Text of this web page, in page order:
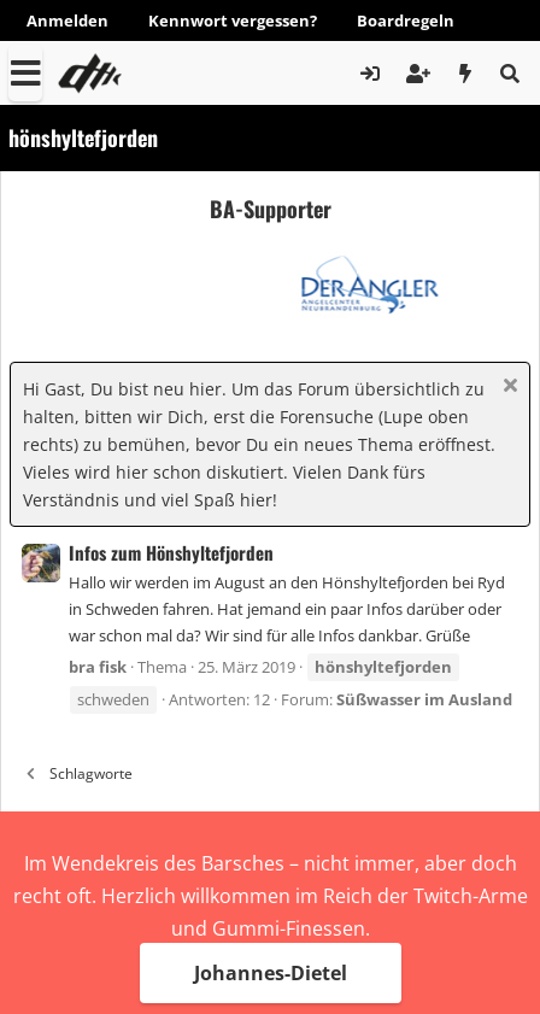
Anmelden Kennwort vergessen? Boardregeln
hönshyltefjorden
BA-Supporter
Hi Gast, Du bist neu hier. Um das Forum übersichtlich zu
halten, bitten wir Dich, erst die Forensuche (Lupe oben
rechts) zu bemühen, bevor Du ein neues Thema eröffnest.
Vieles wird hier schon diskutiert. Vielen Dank fürs
Verständnis und viel Spaß hier!
Infos zum Hönshyltefjorden
Hallo wir werden im August an den Hönshyltefjorden bei Ryd
in Schweden fahren. Hat jemand ein paar Infos darüber oder
war schon mal da? Wir sind für alle Infos dankbar. Grüße
bra fisk Thema 25. März 2019
hönshyltefjorden
schweden
Antworten: 12 Forum:Süßwasser im Ausland
Schlagworte
Im Wendekreis des Barsches – nicht immer, aber doch
recht oft. Herzlich willkommen im Reich der Twitch-Arme
und Gummi-Finessen.
Johannes-Dietel